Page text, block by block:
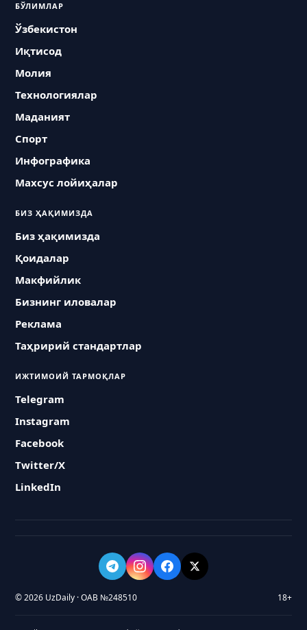
БЎЛИМЛАР
Ўзбекистон
Иқтисод
Молия
Технологиялар
Маданият
Спорт
Инфографика
Махсус лойиҳалар
БИЗ ҲАҚИМИЗДА
Биз ҳақимизда
Қоидалар
Макфийлик
Бизнинг иловалар
Реклама
Таҳририй стандартлар
ИЖТИМОИЙ ТАРМОҚЛАР
Telegram
Instagram
Facebook
Twitter/X
LinkedIn
© 2026 UzDaily · ОАВ №248510 18+